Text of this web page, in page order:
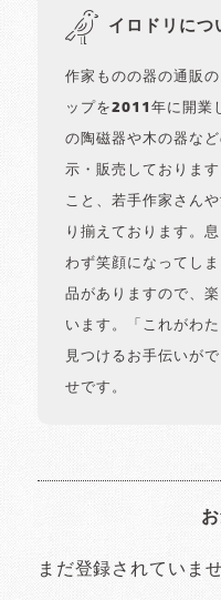
イロドリにつ
作家ものの器の通販
ップを2011年に開業
の陶磁器や木の器な
示・販売しておりま
こと、若手作家さん
り揃えております。
わず笑顔になってし
品がありますので、
います。「これがわ
見つけるお手伝いが
せです。
まだ登録されていま